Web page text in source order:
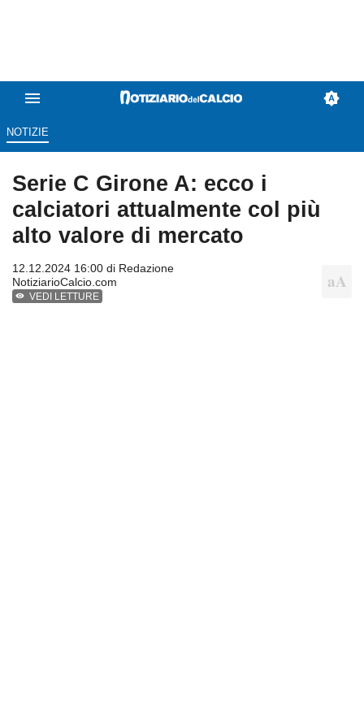
NOTIZIE
Serie C Girone A: ecco i
calciatori attualmente col più
alto valore di mercato
12.12.2024 16:00 di Redazione
NotiziarioCalcio.com
VEDI LETTURE